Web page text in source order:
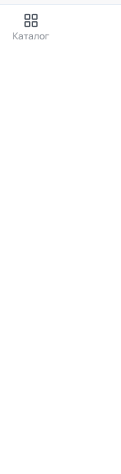
Каталог
Подпишитесь на